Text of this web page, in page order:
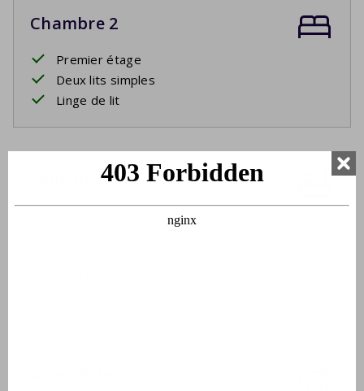
Chambre 2
Premier étage
Deux lits simples
Linge de lit
Salle de bain